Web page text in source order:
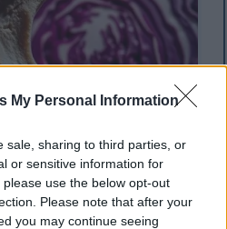
My Personal Information
sale, sharing to third parties, or
or sensitive information for
use the below opt-out
Please note that after your
you may continue seeing
छिलके वाली लाल गोभी की
का बढ़ा हुआ अनुप्रस्थ काट।.
के लिए छवि पर क्लिक या
टैप करें।